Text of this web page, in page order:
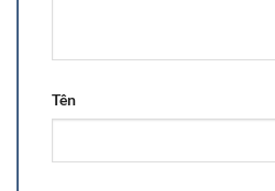
Tên